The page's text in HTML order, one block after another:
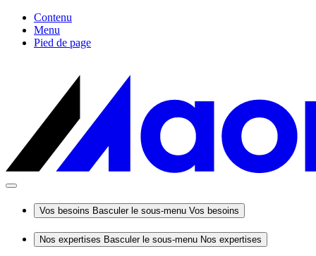
Contenu
Menu
Pied de page
Vos besoins Basculer le sous-menu Vos besoins
Nos expertises Basculer le sous-menu Nos expertises